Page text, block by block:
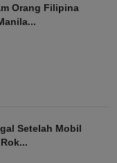
Orang Filipina
Setelah Mobil